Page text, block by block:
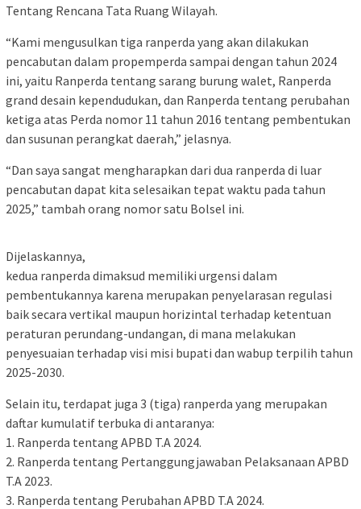
Tentang Rencana Tata Ruang Wilayah.
“Kami mengusulkan tiga ranperda yang akan dilakukan
pencabutan dalam propemperda sampai dengan tahun 2024
ini, yaitu Ranperda tentang sarang burung walet, Ranperda
grand desain kependudukan, dan Ranperda tentang perubahan
ketiga atas Perda nomor 11 tahun 2016 tentang pembentukan
dan susunan perangkat daerah,” jelasnya.
“Dan saya sangat mengharapkan dari dua ranperda di luar
pencabutan dapat kita selesaikan tepat waktu pada tahun
2025,” tambah orang nomor satu Bolsel ini.
Dijelaskannya,
kedua ranperda dimaksud memiliki urgensi dalam
pembentukannya karena merupakan penyelarasan regulasi
baik secara vertikal maupun horizintal terhadap ketentuan
peraturan perundang-undangan, di mana melakukan
penyesuaian terhadap visi misi bupati dan wabup terpilih tahun
2025-2030.
Selain itu, terdapat juga 3 (tiga) ranperda yang merupakan
daftar kumulatif terbuka di antaranya:
1. Ranperda tentang APBD T.A 2024.
2. Ranperda tentang Pertanggungjawaban Pelaksanaan APBD
T.A 2023.
3. Ranperda tentang Perubahan APBD T.A 2024.